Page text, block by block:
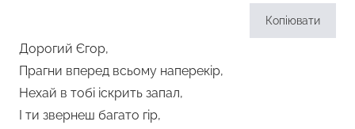
Копіювати
Дорогий Єгор,
Прагни вперед всьому наперекір,
Нехай в тобі іскрить запал,
І ти звернеш багато гір,